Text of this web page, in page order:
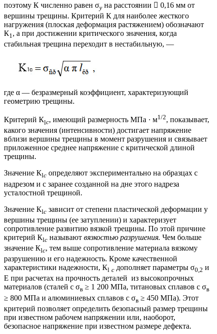
поэтому К численно равен σу на расстоянии  0,16 мм от
вершины трещины. Критерий К для наиболее жесткого
нагружения (плоская деформация растяжением) обозначают
К1 , а при достижении критического значения, когда
стабильная трещина переходит в нестабильную, —
где α — безразмерный коэффициент, характеризующий
геометрию трещины.
Критерий Кlс, имеющий размерность МПа · м1/2, показывает,
какого значения (интенсивности) достигает напряжение
вблизи вершины трещины в момент разрушения и связывает
приложенное среднее напряжение с критической длиной
трещины.
Значение Кlс определяют экспериментально на образцах с
надрезом и с заранее созданной на дне этого надреза
усталостной трещиной.
Значение Кlс зависит от степени пластической деформации у
вершины трещины (ее затуплении) и характеризует
сопротивление развитию вязкой трещины. По этой причине
критерий Кlс называют вязкостью разрушения. Чем больше
значение Кlс, тем выше сопротивление материала вязкому
разрушению и его надежность. Кроме качественной
характеристики надежности, Кl с дополняет параметры σ0,2 и
Е при расчетах на прочность деталей из высокопрочных
материалов (сталей с σв ≥ 1 200 МПа, титановых сплавов с σв
≥ 800 МПа и алюминиевых сплавов с σв ≥ 450 МПа). Этот
критерий позволяет определить безопасный размер трещины
при известном рабочем напряжении или, наоборот,
безопасное напряжение при известном размере дефекта.